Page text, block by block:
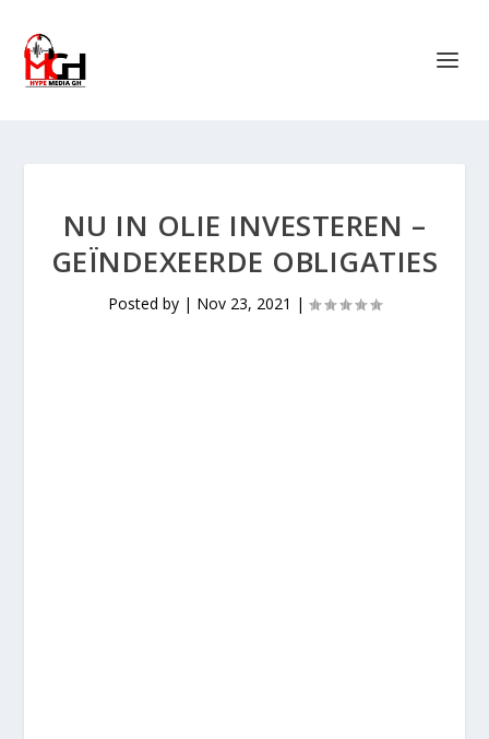
NU IN OLIE INVESTEREN –
GEÏNDEXEERDE OBLIGATIES
Posted by | Nov 23, 2021 |